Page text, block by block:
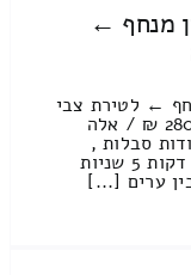
מנחף ←
← לטירת צבי
כולל פירוק והרכבה מחיר מחירון: 2809.27 ₪ / אלה
3500 – 2600 ₪ עבודות סבלות ,
טעינה ופריקה : 1395.59 ₪ / זמן : 49 דקות 5 שניות